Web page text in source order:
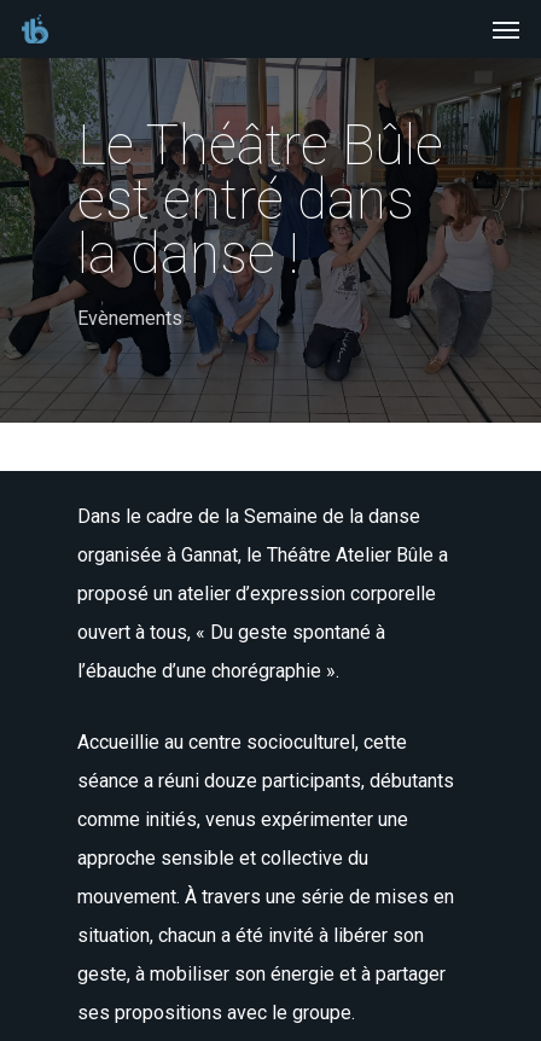
Skip
to
main
content
Le Théâtre Bûle
est entré dans
la danse !
Evènements
Dans le cadre de la Semaine de la danse
organisée à Gannat, le Théâtre Atelier Bûle a
proposé un atelier d’expression corporelle
ouvert à tous, « Du geste spontané à
l’ébauche d’une chorégraphie ».
Accueillie au centre socioculturel, cette
séance a réuni douze participants, débutants
comme initiés, venus expérimenter une
approche sensible et collective du
mouvement. À travers une série de mises en
situation, chacun a été invité à libérer son
geste, à mobiliser son énergie et à partager
ses propositions avec le groupe.